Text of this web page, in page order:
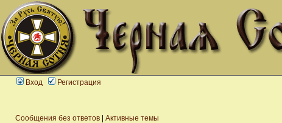
Вход Регистрация
Сообщения без ответов Активные темы